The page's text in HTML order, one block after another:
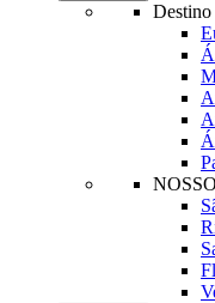
Destino